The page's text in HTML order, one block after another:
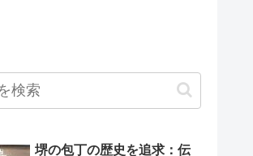
堺の包丁の歴史を追求：伝